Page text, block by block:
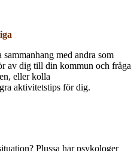
med andra som
av dig till din kommun och fråga
eller kolla
aktivitetstips för dig.
Plussa har psykologer